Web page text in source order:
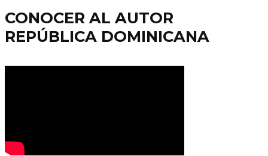
CONOCER AL AUTOR
REPÚBLICA DOMINICANA